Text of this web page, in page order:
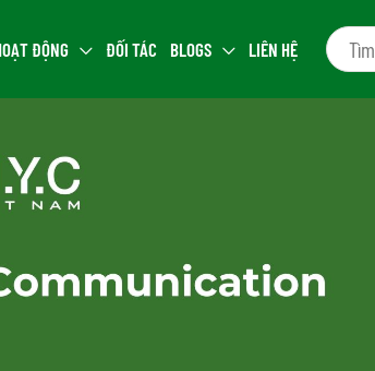
ĐỘNG ĐỐI TÁC BLOGS LIÊN HỆ